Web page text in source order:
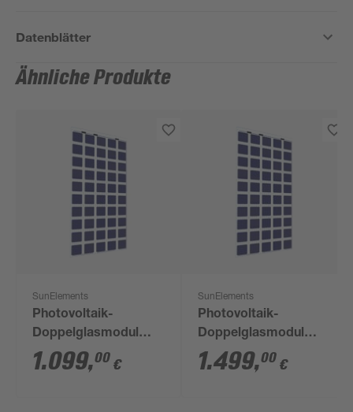
Datenblätter
Ähnliche Produkte
SunElements
Photovoltaik-
Doppelglasmodul
'SunGarden Energy'
275 Wp
1.099,00 €
SunElements
Photovoltaik-
Doppelglasmodul
'SunGarden Energy'
275 Wp
1.499,00 €